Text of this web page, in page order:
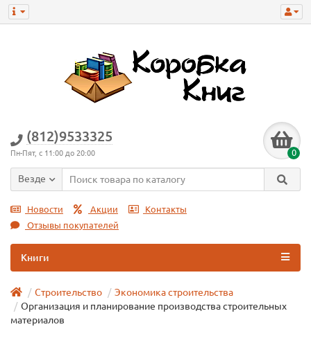
(812)9533325
Пн-Пят, с 11:00 до 20:00 0
Везде
Новости Акции
Контакты
Отзывы покупателей
Книги
Строительство
Экономика строительства
Организация и планирование производства строительных
материалов